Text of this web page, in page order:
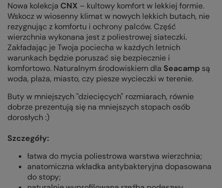
Nowa kolekcja CNX – kultowy komfort w lekkiej formie.
Wskocz w wiosenny klimat w nowych lekkich butach, nie
rezygnując z komfortu i ochrony palców. Część
wierzchnia wykonana jest z poliestrowej siateczki.
Zakładając jeTwoja pociecha w każdych letnich
warunkach będzie poruszać się bezpiecznie i
komfortowo. Naturalnym środowiskiem dla Seacamp są
woda, plaża, miasto, czy piesze wycieczki w terenie.
Buty w mniejszych "dziecięcych" rozmiarach, równie
dobrze prezentują się na mniejszych stopach osób
dorosłych :)
Szczegóły:
łatwa do mycia poliestrowa warstwa wierzchnia;
anatomiczna wkładka antybakteryjna dopasowana
do stopy;